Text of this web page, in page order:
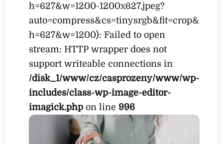
h=627&w=1200-1200x627.jpeg?
auto=compress&cs=tinysrgb&fit=crop&
h=627&w=1200): Failed to open
stream: HTTP wrapper does not
support writeable connections in
/disk_1/www/cz/casprozeny/www/wp-
includes/class-wp-image-editor-
imagick.php on line 996